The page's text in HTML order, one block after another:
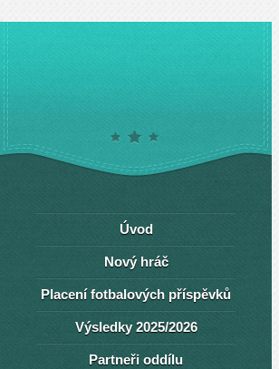
Úvod
Nový hráč
Placení fotbalových příspěvků
Výsledky 2025/2026
Partneři oddílu